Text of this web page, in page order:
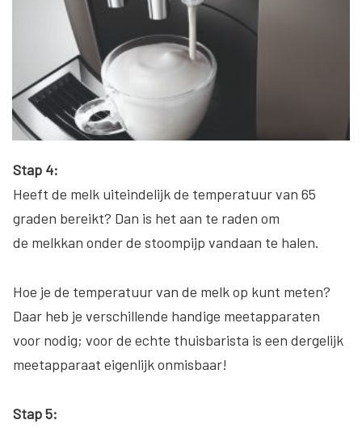
Stap 4:
Heeft de melk uiteindelijk de temperatuur van 65
graden bereikt? Dan is het aan te raden om
de melkkan onder de stoompijp vandaan te halen.
Hoe je de temperatuur van de melk op kunt meten?
Daar heb je verschillende handige meetapparaten
voor nodig; voor de echte thuisbarista is een dergelijk
meetapparaat eigenlijk onmisbaar!
Stap 5: